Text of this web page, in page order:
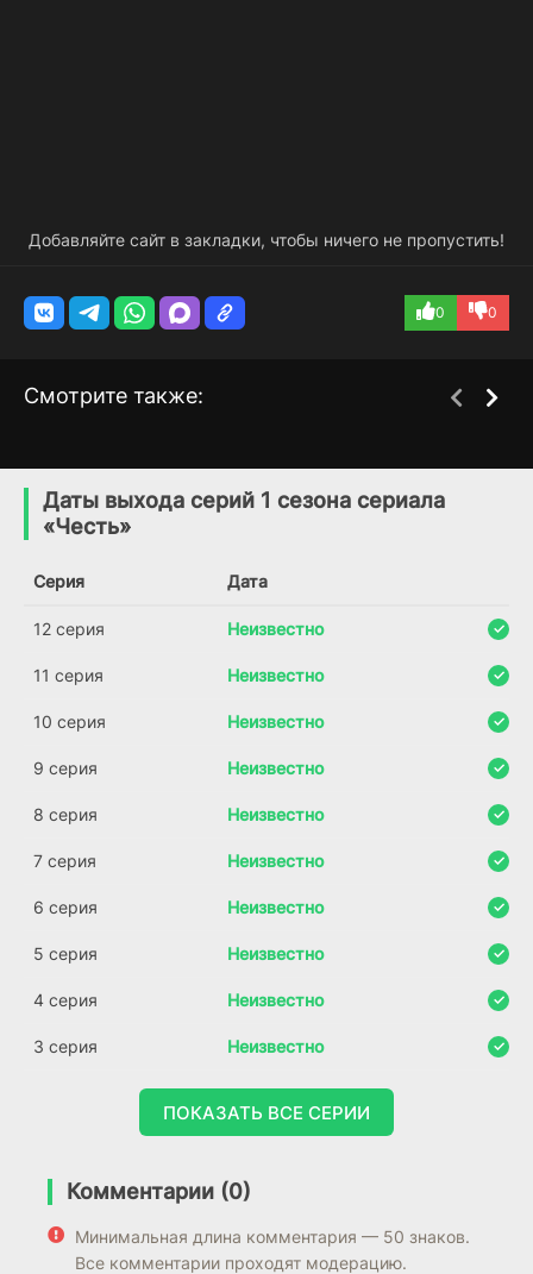
Добавляйте сайт в закладки, чтобы ничего не пропустить!
0 0
Смотрите также:
7.2
Даты выхода серий 1 сезона сериала
«Честь»
Серия Дата
12 серия Неизвестно
11 серия Неизвестно
10 серия Неизвестно
9 серия Неизвестно
8 серия Неизвестно
7 серия Неизвестно
6 серия Неизвестно
5 серия Неизвестно
4 серия Неизвестно
3 серия Неизвестно
ПОКАЗАТЬ ВСЕ СЕРИИ
Комментарии (0)
Минимальная длина комментария — 50 знаков.
Все комментарии проходят модерацию.